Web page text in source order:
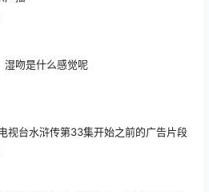
湿吻是什么感觉呢
视台水浒传第33集开始之前的广告片段